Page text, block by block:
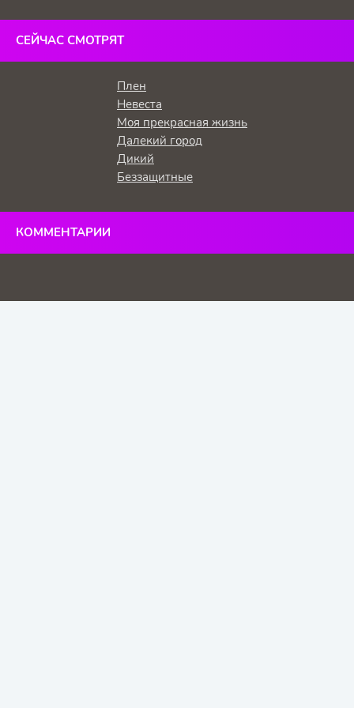
СЕЙЧАС СМОТРЯТ
Плен
Невеста
Моя прекрасная жизнь
Далекий город
Дикий
Беззащитные
КОММЕНТАРИИ